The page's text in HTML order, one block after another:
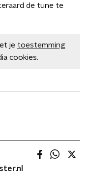
de tune te
je toestemming
cookies.